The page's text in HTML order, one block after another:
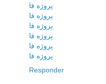
پروژه فا
پروژه فا
پروژه فا
پروژه فا
پروژه فا
پروژه فا
Responder